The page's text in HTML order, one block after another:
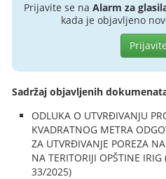
Prijavite se na Alarm za
kada je objavljeno
Sadržaj objavljenih
ODLUKA O UTVRĐIVANJU
KVADRATNOG METRA
ZA UTVRĐIVANJE POREZA
NA TERITORIJI OPŠTINE
33/2025)